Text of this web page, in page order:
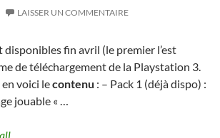
LAISSER UN COMMENTAIRE
disponibles fin avril (le premier l’est
de téléchargement de la Playstation 3.
voici lecontenu : – Pack 1 (déjà dispo) :
jouable « …